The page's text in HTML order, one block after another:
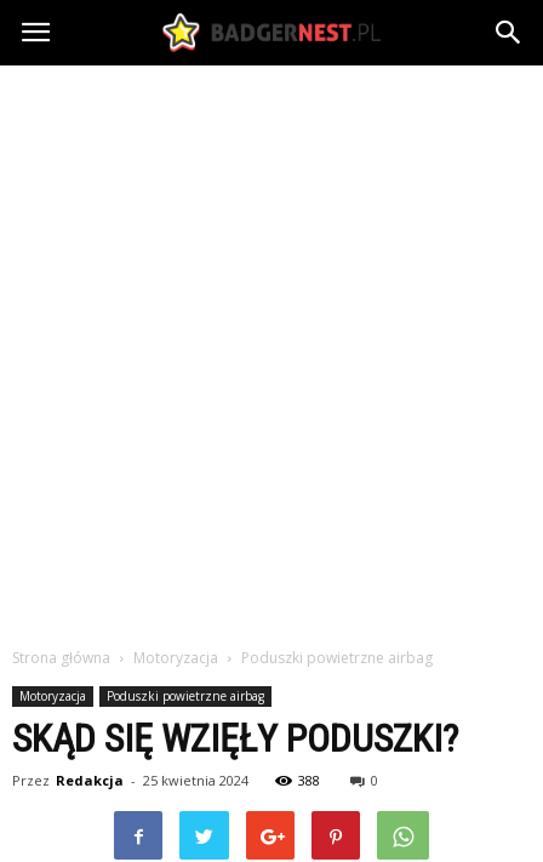
badgersnest.pl
Strona główna Motoryzacja Poduszki powietrzne airbag
Motoryzacja Poduszki powietrzne airbag
SKĄD SIĘ WZIĘŁY PODUSZKI?
Przez Redakcja - 25 kwietnia 2024 388 0